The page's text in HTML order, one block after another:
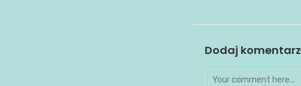
Dodaj komentarz